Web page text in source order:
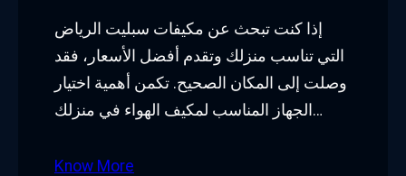
إذا كنت تبحث عن مكيفات سبليت الرياض
التي تناسب منزلك وتقدم أفضل الأسعار، فقد
وصلت إلى المكان الصحيح. تكمن أهمية اختيار
الجهاز المناسب لمكيف الهواء في منزلك…
Know More